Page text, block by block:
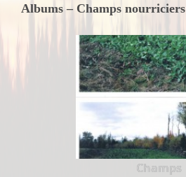
Albums – Champs nourriciers
Champs